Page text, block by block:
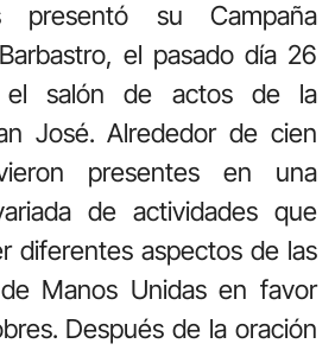
presentó su Campaña
el pasado día 26
salón de actos de la
José. Alrededor de cien
presentes en una
de actividades que
diferentes aspectos de las
Manos Unidas en favor
Después de la oración